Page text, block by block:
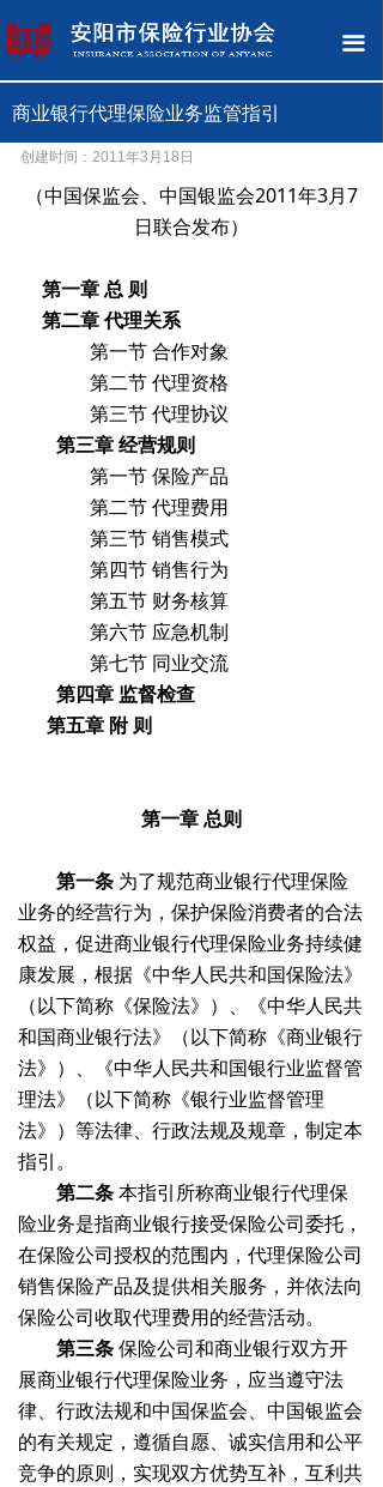
끀
网站首页
关于协会
新闻中心
政策法规
消费维权
保险中介
保险专题
清廉文化
创建时间： 2011年3月18日
（中国保监会、中国银监会2011年3月7
日联合发布）
第一章总 则
第二章代理关系
第一节 合作对象
第二节 代理资格
第三节 代理协议
第三章经营规则
第一节 保险产品
第二节 代理费用
第三节 销售模式
第四节 销售行为
第五节 财务核算
第六节 应急机制
第七节 同业交流
第四章 监督检查
第五章 附 则
第一章总则
第一条 为了规范商业银行代理保险
业务的经营行为，保护保险消费者的合法
权益，促进商业银行代理保险业务持续健
康发展，根据《中华人民共和国保险法》
（以下简称《保险法》）、《中华人民共
和国商业银行法》（以下简称《商业银行
法》）、《中华人民共和国银行业监督管
理法》（以下简称《银行业监督管理
法》）等法律、行政法规及规章，制定本
指引。
第二条本指引所称商业银行代理保
险业务是指商业银行接受保险公司委托，
在保险公司授权的范围内，代理保险公司
销售保险产品及提供相关服务，并依法向
保险公司收取代理费用的经营活动。
第三条保险公司和商业银行双方开
展商业银行代理保险业务，应当遵守法
律、行政法规和中国保监会、中国银监会
的有关规定，遵循自愿、诚实信用和公平
竞争的原则，实现双方优势互补，互利共
商业银行代理保险业务监管指引